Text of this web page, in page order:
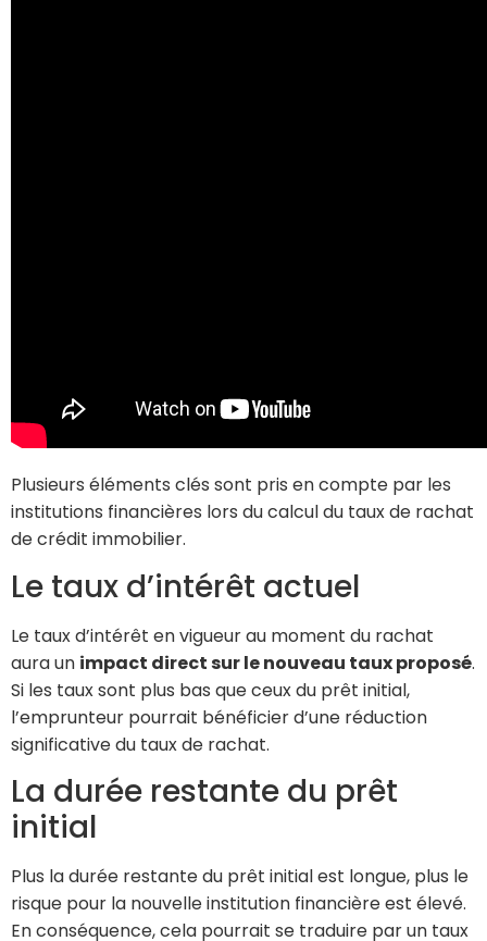
Plusieurs éléments clés sont pris en compte par les
institutions financières lors du calcul du taux de rachat
de crédit immobilier.
Le taux d’intérêt actuel
Le taux d’intérêt en vigueur au moment du rachat
aura un impact direct sur le nouveau taux proposé.
Si les taux sont plus bas que ceux du prêt initial,
l’emprunteur pourrait bénéficier d’une réduction
significative du taux de rachat.
La durée restante du prêt
initial
Plus la durée restante du prêt initial est longue, plus le
risque pour la nouvelle institution financière est élevé.
En conséquence, cela pourrait se traduire par un taux